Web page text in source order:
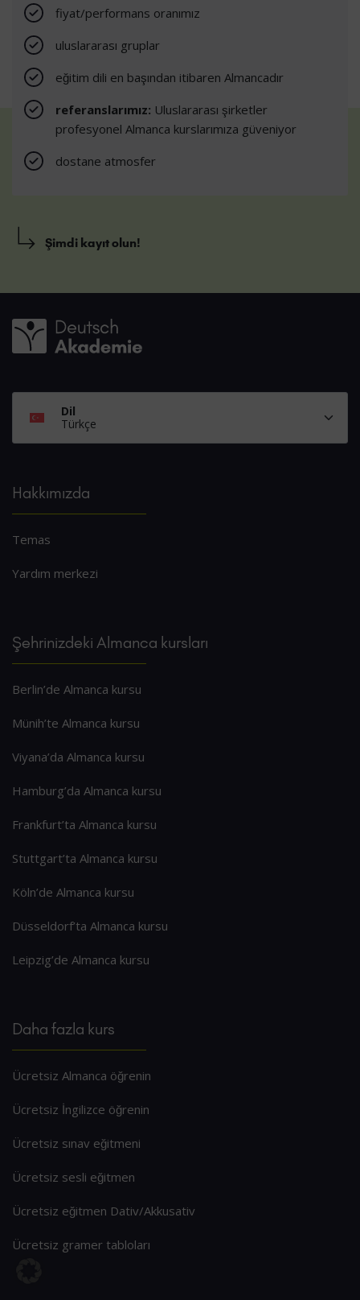
fiyat/performans oranımız
uluslararası gruplar
eğitim dili en başından itibaren Almancadır
referanslarımız: Uluslararası şirketler
profesyonel Almanca kurslarımıza güveniyor
dostane atmosfer
Şimdi kayıt olun!
Dil
Türkçe
Hakkımızda
Temas
Yardım merkezi
Şehrinizdeki Almanca kursları
Berlin’de Almanca kursu
Münih’te Almanca kursu
Viyana’da Almanca kursu
Hamburg’da Almanca kursu
Frankfurt’ta Almanca kursu
Stuttgart’ta Almanca kursu
Köln’de Almanca kursu
Düsseldorf’ta Almanca kursu
Leipzig’de Almanca kursu
Daha fazla kurs
Ücretsiz Almanca öğrenin
Ücretsiz İngilizce öğrenin
Ücretsiz sınav eğitmeni
Ücretsiz sesli eğitmen
Ücretsiz eğitmen Dativ/Akkusativ
Ücretsiz gramer tabloları